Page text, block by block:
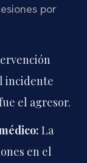
por
incidente
el agresor.
La
en el